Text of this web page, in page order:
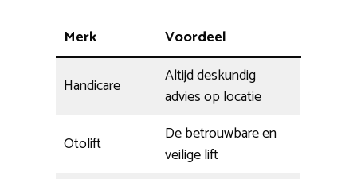
Merk Voordeel
Handicare
Altijd deskundig
advies op locatie
Otolift
De betrouwbare en
veilige lift